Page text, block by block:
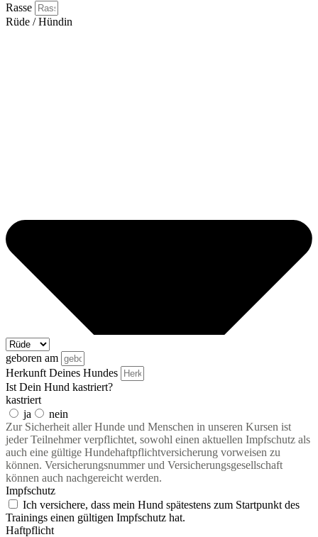
Rasse
Rüde / Hündin
geboren am
Herkunft Deines Hundes
Ist Dein Hund kastriert?
kastriert
ja
nein
Zur Sicherheit aller Hunde und Menschen in unseren Kursen ist
jeder Teilnehmer verpflichtet, sowohl einen aktuellen Impfschutz als
auch eine gültige Hundehaftpflichtversicherung vorweisen zu
können. Versicherungsnummer und Versicherungsgesellschaft
können auch nachgereicht werden.
Impfschutz
Ich versichere, dass mein Hund spätestens zum Startpunkt des
Trainings einen gültigen Impfschutz hat.
Haftpflicht